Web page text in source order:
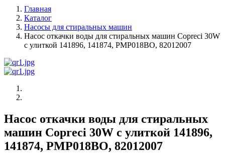
Главная
Каталог
Насосы для стиральных машин
Насос откачки воды для стиральных машин Copreci 30W
с улиткой 141896, 141874, PMP018BO, 82012007
Насос откачки воды для стиральных
машин Copreci 30W с улиткой 141896,
141874, PMP018BO, 82012007